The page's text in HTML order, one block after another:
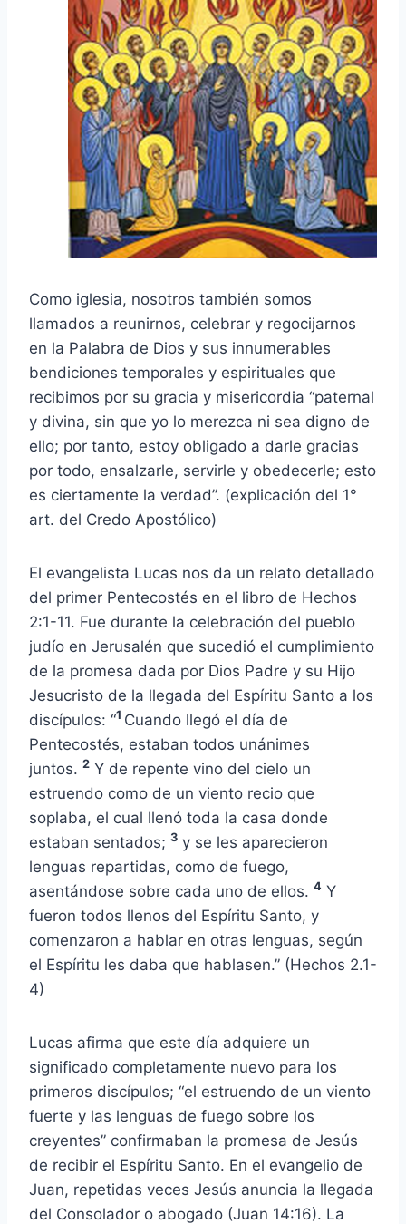
Como iglesia, nosotros también somos
llamados a reunirnos, celebrar y regocijarnos
en la Palabra de Dios y sus innumerables
bendiciones temporales y espirituales que
recibimos por su gracia y misericordia “paternal
y divina, sin que yo lo merezca ni sea digno de
ello; por tanto, estoy obligado a darle gracias
por todo, ensalzarle, servirle y obedecerle; esto
es ciertamente la verdad”. (explicación del 1°
art. del Credo Apostólico)
El evangelista Lucas nos da un relato detallado
del primer Pentecostés en el libro de Hechos
2:1-11. Fue durante la celebración del pueblo
judío en Jerusalén que sucedió el cumplimiento
de la promesa dada por Dios Padre y su Hijo
Jesucristo de la llegada del Espíritu Santo a los
discípulos: “1 Cuando llegó el día de
Pentecostés, estaban todos unánimes
juntos. 2 Y de repente vino del cielo un
estruendo como de un viento recio que
soplaba, el cual llenó toda la casa donde
estaban sentados; 3 y se les aparecieron
lenguas repartidas, como de fuego,
asentándose sobre cada uno de ellos. 4 Y
fueron todos llenos del Espíritu Santo, y
comenzaron a hablar en otras lenguas, según
el Espíritu les daba que hablasen.” (Hechos 2.1-
4)
Lucas afirma que este día adquiere un
significado completamente nuevo para los
primeros discípulos; “el estruendo de un viento
fuerte y las lenguas de fuego sobre los
creyentes” confirmaban la promesa de Jesús
de recibir el Espíritu Santo. En el evangelio de
Juan, repetidas veces Jesús anuncia la llegada
del Consolador o abogado (Juan 14:16). La